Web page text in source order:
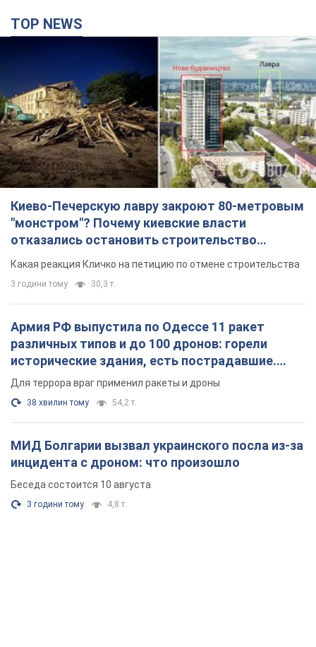
Киево-Печерскую лавру закроют 80-метровым
"монстром"? Почему киевские власти
отказались остановить строительство
небоскреба "московского верующего"
Какая реакция Кличко на петицию по отмене строительства
3 години тому 30,3 т.
Армия РФ выпустила по Одессе 11 ракет
различных типов и до 100 дронов: горели
исторические здания, есть пострадавшие.
Фото и видео
Для террора враг применил ракеты и дроны
38 хвилин тому 54,2 т.
МИД Болгарии вызвал украинского посла из-за
инцидента с дроном: что произошло
Беседа состоится 10 августа
3 години тому 4,8 т.